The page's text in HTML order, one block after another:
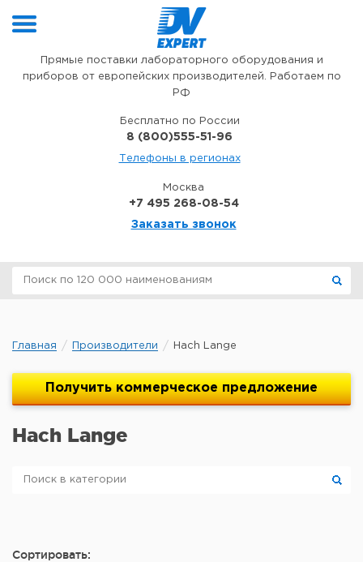
Прямые поставки лабораторного оборудования и
приборов от европейских производителей. Работаем по
РФ
Бесплатно по России
8 (800)555-51-96
Телефоны в регионах
Москва
+7 495 268-08-54
Заказать звонок
Главная Производители Hach Lange
Получить коммерческое предложение
Hach Lange
Сортировать: